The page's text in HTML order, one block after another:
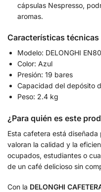
cápsulas Nespresso,
aromas.
Características técnicas
Modelo: DELONGHI
Color: Azul
Presión: 19 bares
Capacidad del depósito
Peso: 2.4 kg
¿Para quién es este
Esta cafetera está
valoran la calidad y la
ocupados, estudiantes o
de un café delicioso sin
Con la DELONGHI